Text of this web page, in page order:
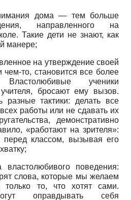
дома — тем больше
направленного на
Такие дети не знают, как
манере;
на утверждение своей
чем-то, становится все более
Властолюбивые ученики
бросают ему вызов.
разные тактики: делать все
работы или не сдавать их
демонстративно
«работают на зрителя»:
перед классом, вызывая его
поведения:
слова, которые мы желаем
то, что хотят сами.
оправдывать себя